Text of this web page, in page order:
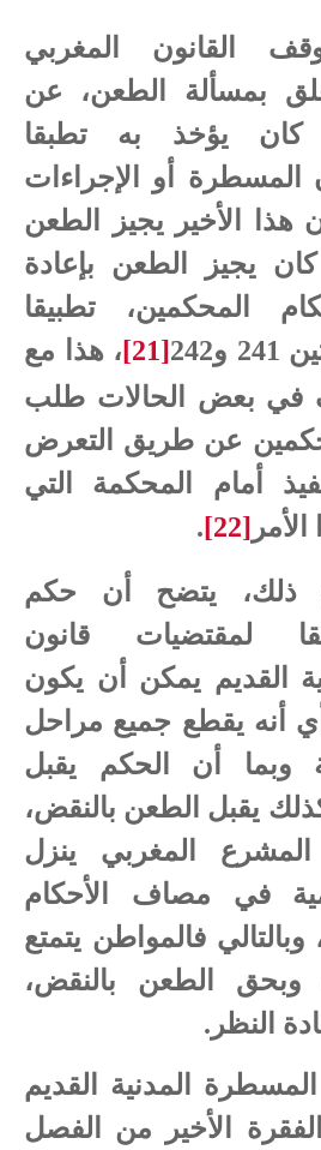
القانون المغربي
بمسألة الطعن، عن
كان يؤخذ به تطبقا
المسطرة أو الإجراءات
هذا الأخير يجيز الطعن
كان يجيز الطعن بإعادة
المحكمين، تطبيقا
[21]، هذا مع
في بعض الحالات طلب
عن طريق التعرض
أمام المحكمة التي
[22]
.
ذلك، يتضح أن حكم
لمقتضيات قانون
القديم يمكن أن يكون
أنه يقطع جميع مراحل
وبما أن الحكم يقبل
يقبل الطعن بالنقض،
المغربي ينزل
في مصاف الأحكام
وبالتالي فالمواطن يتمتع
وبحق الطعن بالنقض،
النظر.
المدنية القديم
الأخير من الفصل